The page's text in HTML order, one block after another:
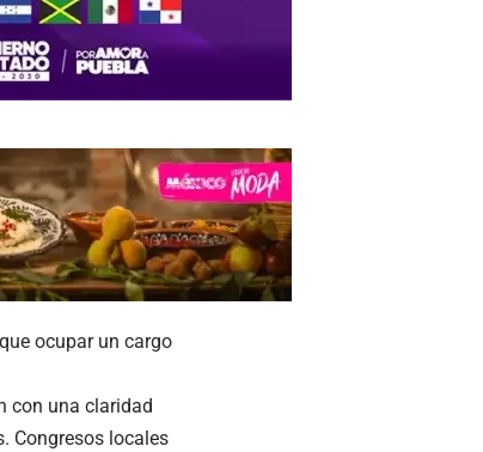
ocupar un cargo
con una claridad
Congresos locales